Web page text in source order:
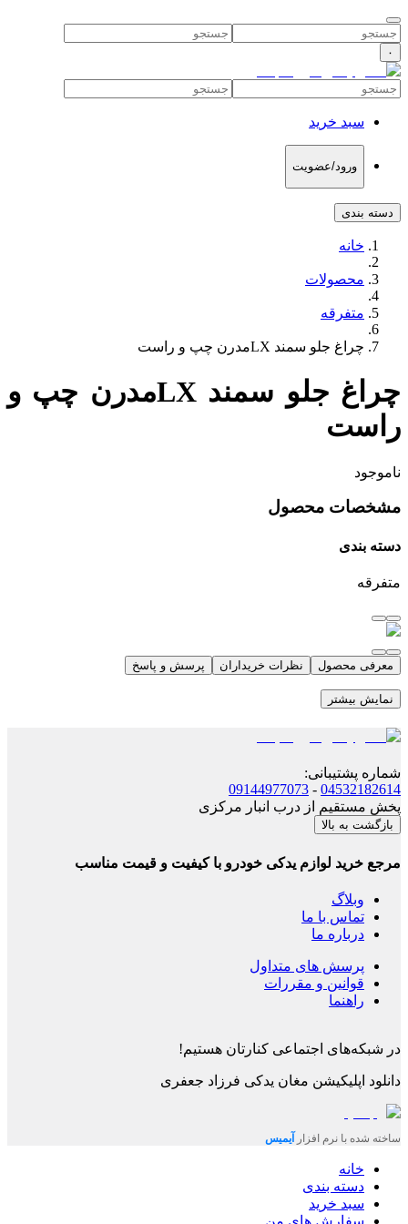
۰
سبد خرید
ورود/عضویت
دسته بندی
خانه
محصولات
متفرقه
چراغ جلو سمند LXمدرن چپ و راست
چراغ جلو سمند LXمدرن چپ و
راست
ناموجود
مشخصات محصول
دسته بندی
متفرقه
معرفی محصول نظرات خریداران پرسش و پاسخ
نمایش بیشتر
شماره پشتیبانی:
04532182614
-
09144977073
پخش مستقیم از درب انبار مرکزی
بازگشت به بالا
مرجع خرید لوازم یدکی خودرو با کیفیت و قیمت مناسب
وبلاگ
تماس با ما
درباره ما
پرسش های متداول
قوانین و مقررات
راهنما
در شبکه‌های اجتماعی کنارتان هستیم!
دانلود اپلیکیشن مغان یدکی فرزاد جعفری
ساخته شده با نرم افزار آیمیس
خانه
دسته بندی
سبد خرید
سفارش های من